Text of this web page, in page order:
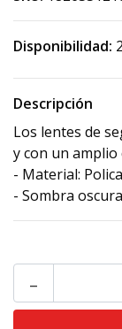
Disponibilidad: 2
Descripción
Los lentes de
y con un amplio
- Material:
- Sombra
-